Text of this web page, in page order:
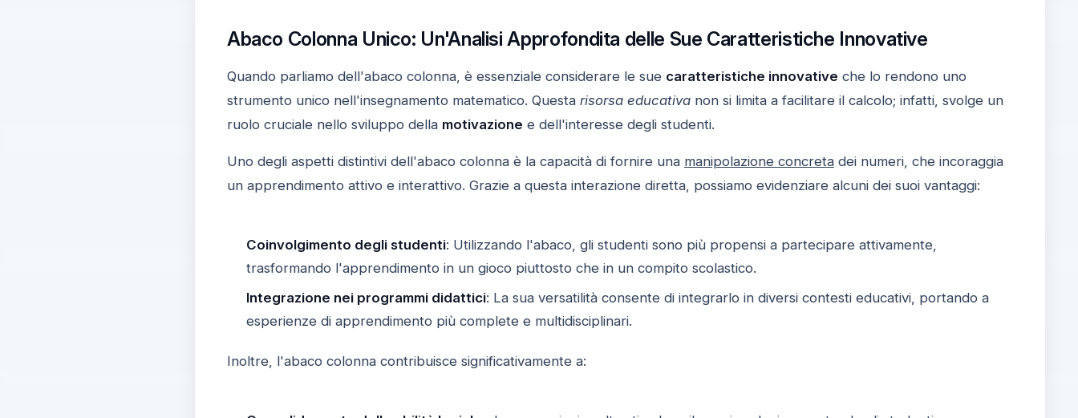
Abaco Colonna Unico: Un'Analisi Approfondita delle Sue Caratteristiche Innovative
Quando parliamo dell'abaco colonna, è essenziale considerare le sue caratteristiche innovative che lo rendono uno
strumento unico nell'insegnamento matematico. Questa risorsa educativanon si limita a facilitare il calcolo; infatti, svolge un
ruolo cruciale nello sviluppo della motivazione e dell'interesse degli studenti.
Uno degli aspetti distintivi dell'abaco colonna è la capacità di fornire una manipolazione concretadei numeri, che incoraggia
un apprendimento attivo e interattivo. Grazie a questa interazione diretta, possiamo evidenziare alcuni dei suoi vantaggi:
Coinvolgimento degli studenti: Utilizzando l'abaco, gli studenti sono più propensi a partecipare attivamente,
trasformando l'apprendimento in un gioco piuttosto che in un compito scolastico.
Integrazione nei programmi didattici: La sua versatilità consente di integrarlo in diversi contesti educativi, portando a
esperienze di apprendimento più complete e multidisciplinari.
Inoltre, l'abaco colonna contribuisce significativamente a: